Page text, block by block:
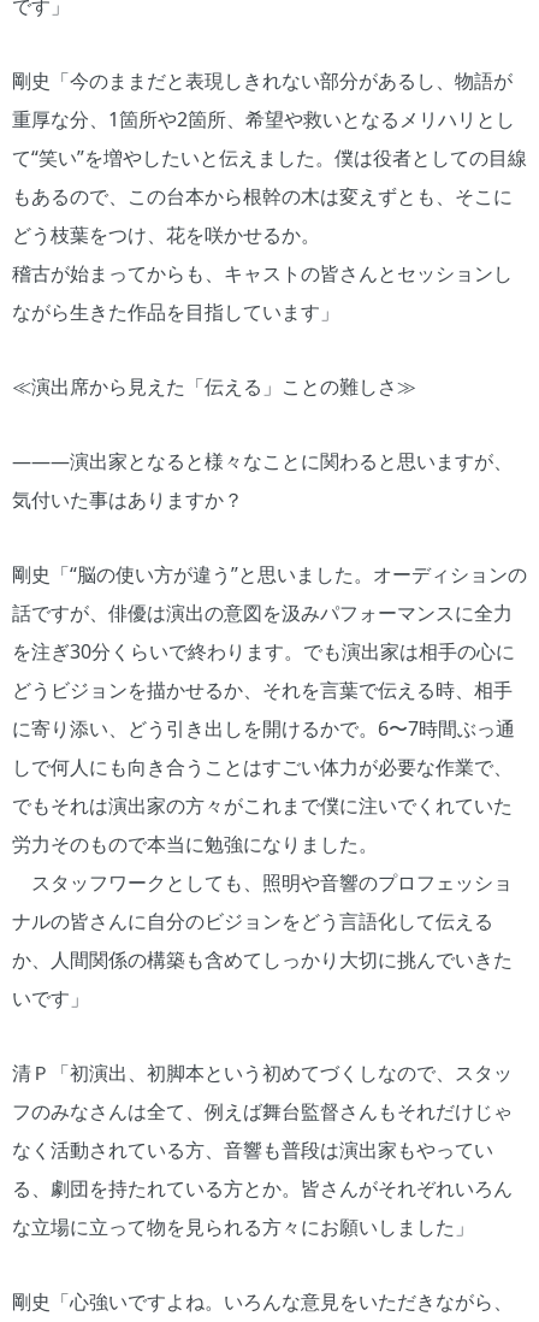
です」
剛史「今のままだと表現しきれない部分があるし、物語が
重厚な分、1箇所や2箇所、希望や救いとなるメリハリとし
て“笑い”を増やしたいと伝えました。僕は役者としての目線
もあるので、この台本から根幹の木は変えずとも、そこに
どう枝葉をつけ、花を咲かせるか。
稽古が始まってからも、キャストの皆さんとセッションし
ながら生きた作品を目指しています」
≪演出席から見えた「伝える」ことの難しさ≫
―――演出家となると様々なことに関わると思いますが、
気付いた事はありますか？
剛史「“脳の使い方が違う”と思いました。オーディションの
話ですが、俳優は演出の意図を汲みパフォーマンスに全力
を注ぎ30分くらいで終わります。でも演出家は相手の心に
どうビジョンを描かせるか、それを言葉で伝える時、相手
に寄り添い、どう引き出しを開けるかで。6〜7時間ぶっ通
しで何人にも向き合うことはすごい体力が必要な作業で、
でもそれは演出家の方々がこれまで僕に注いでくれていた
労力そのもので本当に勉強になりました。
スタッフワークとしても、照明や音響のプロフェッショ
ナルの皆さんに自分のビジョンをどう言語化して伝える
か、人間関係の構築も含めてしっかり大切に挑んでいきた
いです」
清Ｐ「初演出、初脚本という初めてづくしなので、スタッ
フのみなさんは全て、例えば舞台監督さんもそれだけじゃ
なく活動されている方、音響も普段は演出家もやってい
る、劇団を持たれている方とか。皆さんがそれぞれいろん
な立場に立って物を見られる方々にお願いしました」
剛史「心強いですよね。いろんな意見をいただきながら、